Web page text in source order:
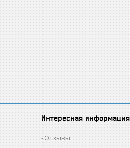
Интересная информация
Отзывы